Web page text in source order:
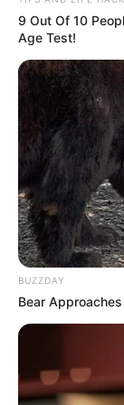
AGT
Na cidade de
eletricista de
ter ensino
em
para troca de
Paulista ou
através dosite
Oportunidades
-Auxiliar de
operações de
caminhões.
- Auxiliar de
fundamental
Responsável
-Auxiliar de
Limpeza:Ensino
9 Out Of 10
Age Test!
BUZZDAY
Bear